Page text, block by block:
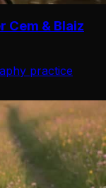
Cem & Blaiz
practice